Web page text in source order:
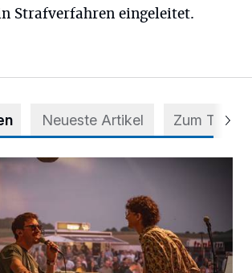
Strafverfahren eingeleitet.
Neueste Artikel Zum Thema
Festival